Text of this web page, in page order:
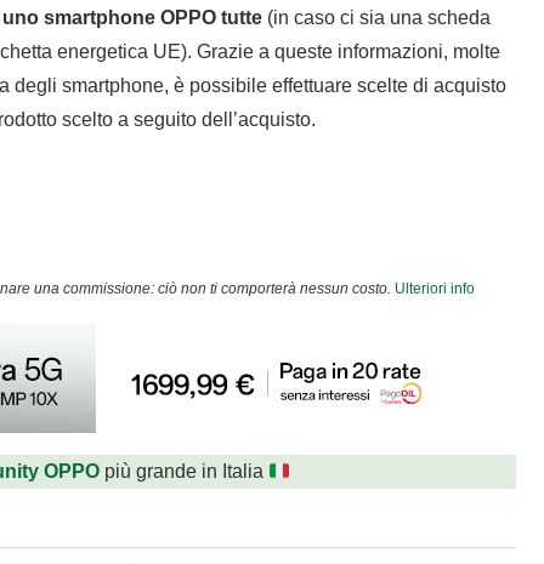
smartphone OPPO tutte (in caso ci sia una scheda
energetica UE). Grazie a queste informazioni, molte
smartphone, è possibile effettuare scelte di acquisto
scelto a seguito dell’acquisto.
una commissione: ciò non ti comporterà nessun costo. Ulteriori info
OPPO più grande in Italia